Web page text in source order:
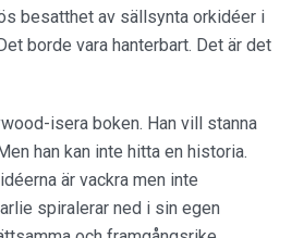
besatthet av sällsynta orkidéer i
borde vara hanterbart. Det är det
isera boken. Han vill stanna
han kan inte hitta en historia.
är vackra men inte
spiralerar ned i sin egen